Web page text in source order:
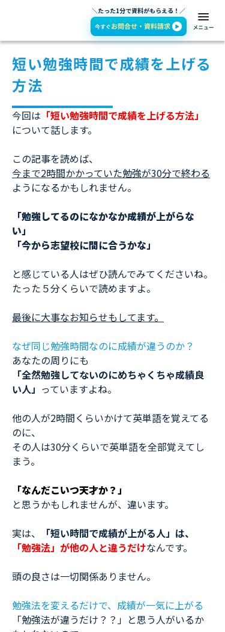
＼たった1分で資料がもらえる！／
短い勉強時間で成績を上げる
方法
今回は 「短い勉強時間で成績を上げる方法」
について話します。
この記事を読めば、
今まで2時間かかっていた勉強が30分で終わる
ようになるかもしれません。
「勉強してるのになかなか成績が上がらな
い」
「今から志望校に間に合うかな」
と感じている人はぜひ読んでみてくださいね。
たった５分くらいで読めますよ。
最後に大事なお知らせもしてます。
なぜ同じ勉強時間なのに成績が違うのか？
あなたの周りにも
「全然勉強してないのにめちゃくちゃ成績良
い人」 っていますよね。
他の人が2時間くらいかけて英単語を覚えてる
のに、
その人は30分くらいで英単語を全部覚えてし
まう。
「なんだこいつ天才か？」
と思うかもしれませんが、違います。
実は、
「短い時間で成績が上がる人」は、
「勉強法」が他の人と違うだけなんです。
頭の良さは一切関係ありません。
勉強法を変えるだけで、成績が一気に上がる
「勉強法が違うだけ？？」と思う人がいるか